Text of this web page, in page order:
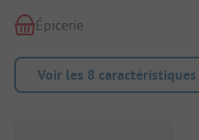
Épicerie
Voir les 8 caractéristiques